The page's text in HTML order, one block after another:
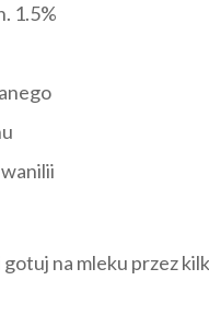
1.5%
gotuj na mleku przez